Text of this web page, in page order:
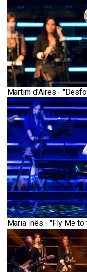
Martim d'Aires -
Maria Inês - "Fly Me to